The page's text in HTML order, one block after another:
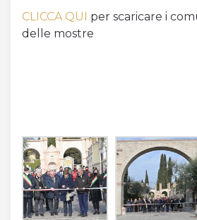
CLICCA QUI per scaricare i
delle mostre